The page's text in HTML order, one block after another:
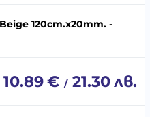
120cm.x20mm. -
10.89€ / 21.30лв.